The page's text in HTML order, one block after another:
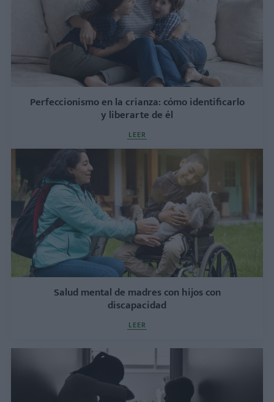
Perfeccionismo en la crianza: cómo identificarlo
y liberarte de él
LEER
Salud mental de madres con hijos con
discapacidad
LEER